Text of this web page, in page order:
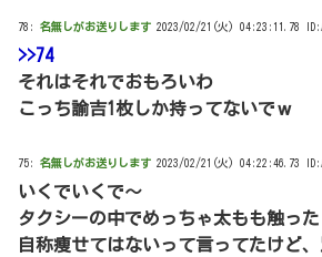
78: 名無しがお送りします 2023/02/21(火) 04:23:11.78
>>74
それはそれでおもろいわ
こっち諭吉1枚しか持ってないでｗ
75: 名無しがお送りします 2023/02/21(火) 04:22:46.73
いくでいくで～
タクシーの中でめっちゃ太もも触った
自称痩せてはないって言ってたけど